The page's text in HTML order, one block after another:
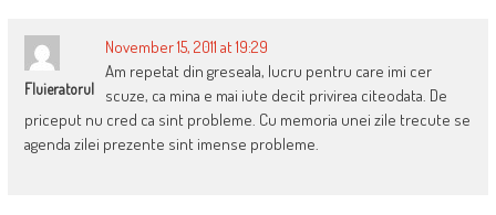
Fluieratorul
November 15, 2011 at 19:29
Am repetat din greseala, lucru pentru care imi cer
scuze, ca mina e mai iute decit privirea citeodata. De
priceput nu cred ca sint probleme. Cu memoria unei zile trecute se
agenda zilei prezente sint imense probleme.